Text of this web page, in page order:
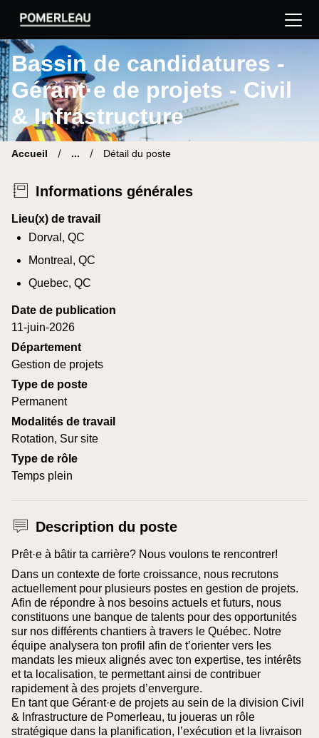
Pomerleau Site carrière | Trouve ton nouveau poste
Bassin de candidatures -
Gérant·e de projets - Civil
& Infrastructure
Accueil ... Détail du poste
Informations générales
Lieu(x) de travail
Dorval, QC
Montreal, QC
Quebec, QC
Date de publication
11-juin-2026
Département
Gestion de projets
Type de poste
Permanent
Modalités de travail
Rotation, Sur site
Type de rôle
Temps plein
Description du poste
Prêt·e à bâtir ta carrière? Nous voulons te rencontrer!
Dans un contexte de forte croissance, nous recrutons
actuellement pour plusieurs postes en gestion de projets.
Afin de répondre à nos besoins actuels et futurs, nous
constituons une banque de talents pour des opportunités
sur nos différents chantiers à travers le Québec. Notre
équipe analysera ton profil afin de t’orienter vers les
mandats les mieux alignés avec ton expertise, tes intérêts
et ta localisation, te permettant ainsi de contribuer
rapidement à des projets d’envergure.
En tant que Gérant·e de projets au sein de la division Civil
& Infrastructure de Pomerleau, tu joueras un rôle
stratégique dans la planification, l’exécution et la livraison